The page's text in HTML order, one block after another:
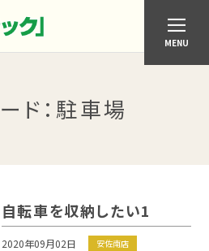
MENU
ド ：駐車場
自転車を収納したい1
2020年09月02日 安佐南店